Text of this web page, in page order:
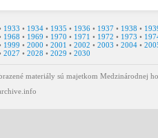
1933 • 1934 • 1935 • 1936 • 1937 • 1938 •
1968 • 1969 • 1970 • 1971 • 1972 • 1973 •
1999 • 2000 • 2001 • 2002 • 2003 • 2004 •
2027 • 2028 • 2029 • 2030
materiály sú majetkom